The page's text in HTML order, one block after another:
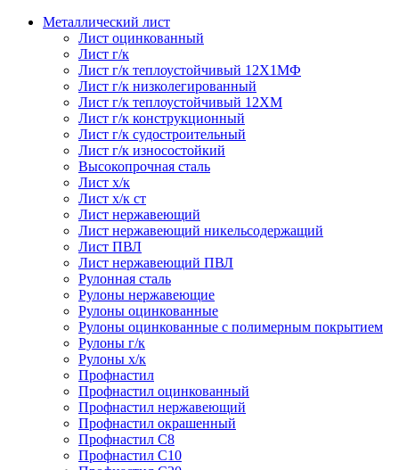
Металлический лист
Лист оцинкованный
Лист г/к
Лист г/к теплоустойчивый 12Х1МФ
Лист г/к низколегированный
Лист г/к теплоустойчивый 12ХМ
Лист г/к конструкционный
Лист г/к судостроительный
Лист г/к износостойкий
Высокопрочная сталь
Лист х/к
Лист х/к ст
Лист нержавеющий
Лист нержавеющий никельсодержащий
Лист ПВЛ
Лист нержавеющий ПВЛ
Рулонная сталь
Рулоны нержавеющие
Рулоны оцинкованные
Рулоны оцинкованные с полимерным покрытием
Рулоны г/к
Рулоны х/к
Профнастил
Профнастил оцинкованный
Профнастил нержавеющий
Профнастил окрашенный
Профнастил С8
Профнастил С10